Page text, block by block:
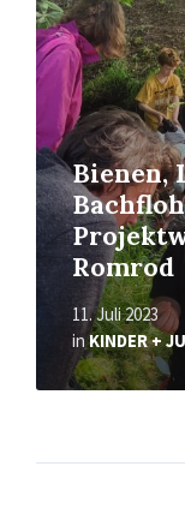
Bienen,
Romrod
11. Juli 2023
inKINDER +